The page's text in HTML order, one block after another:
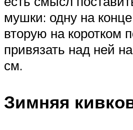
мушки: одну на
вторую на коротком
привязать над ней
см.
Зимняя